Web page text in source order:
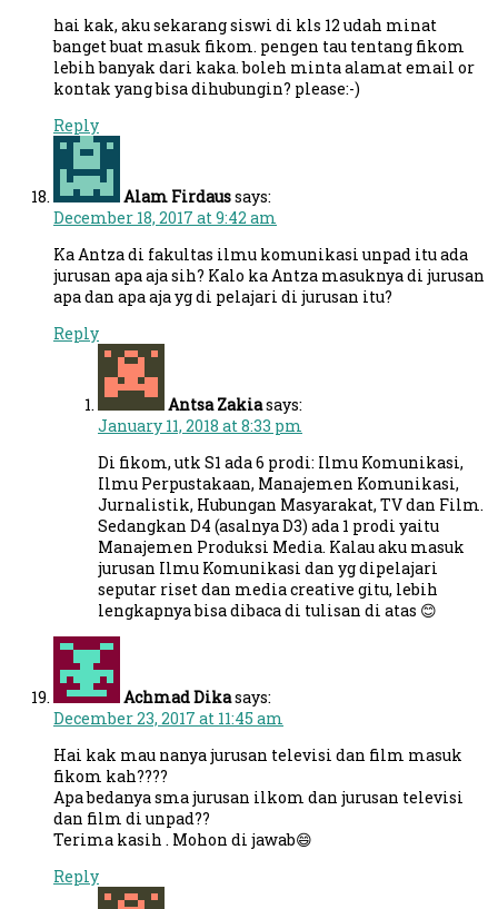
hai kak, aku sekarang siswi di kls 12 udah minat
banget buat masuk fikom. pengen tau tentang fikom
lebih banyak dari kaka. boleh minta alamat email or
kontak yang bisa dihubungin? please:-)
Reply
Alam Firdaussays:
December 18, 2017 at 9:42 am
Ka Antza di fakultas ilmu komunikasi unpad itu ada
jurusan apa aja sih? Kalo ka Antza masuknya di jurusan
apa dan apa aja yg di pelajari di jurusan itu?
Reply
Antsa Zakiasays:
January 11, 2018 at 8:33 pm
Di fikom, utk S1 ada 6 prodi: Ilmu Komunikasi,
Ilmu Perpustakaan, Manajemen Komunikasi,
Jurnalistik, Hubungan Masyarakat, TV dan Film.
Sedangkan D4 (asalnya D3) ada 1 prodi yaitu
Manajemen Produksi Media. Kalau aku masuk
jurusan Ilmu Komunikasi dan yg dipelajari
seputar riset dan media creative gitu, lebih
lengkapnya bisa dibaca di tulisan di atas 😊
Achmad Dikasays:
December 23, 2017 at 11:45 am
Hai kak mau nanya jurusan televisi dan film masuk
fikom kah????
Apa bedanya sma jurusan ilkom dan jurusan televisi
dan film di unpad??
Terima kasih . Mohon di jawab😄
Reply